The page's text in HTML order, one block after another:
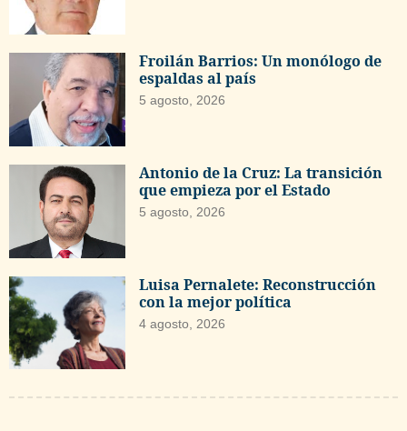
Froilán Barrios: Un monólogo de
espaldas al país
5 agosto, 2026
Antonio de la Cruz: La transición
que empieza por el Estado
5 agosto, 2026
Luisa Pernalete: Reconstrucción
con la mejor política
4 agosto, 2026